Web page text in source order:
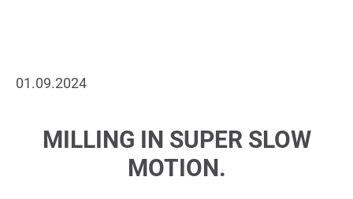
01.09.2024
MILLING IN SUPER SLOW
MOTION.